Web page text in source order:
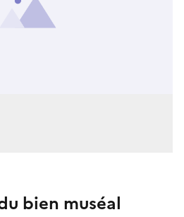
bien muséal